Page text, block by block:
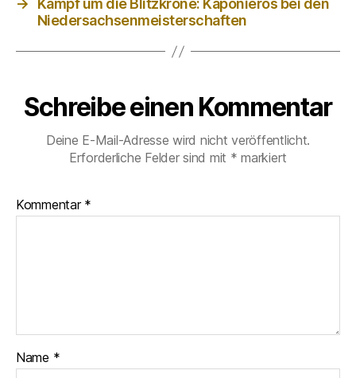
→
Kampf um die Blitzkrone: Kaponieros bei den
Niedersachsenmeisterschaften
Schreibe einen Kommentar
Deine E-Mail-Adresse wird nicht veröffentlicht.
Erforderliche Felder sind mit * markiert
Kommentar *
Name *